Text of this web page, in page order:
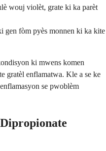
wouj violèt, grate ki ka parèt
gen fòm pyès monnen ki ka kite
ki mwens komen
gratèl enflamatwa. Kle a se ke
se pwoblèm